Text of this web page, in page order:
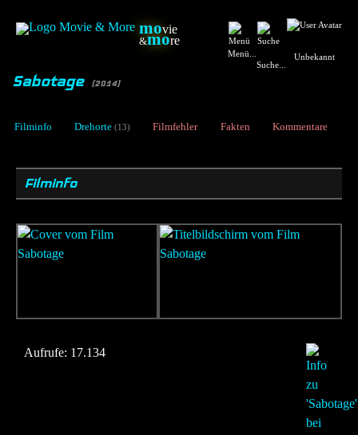
movie
&more
Menü...
Suche...
Unbekannt
Sabotage [2014]
Filminfo Drehorte (13) Filmfehler Fakten Kommentare
Filminfo
Aufrufe: 17.134